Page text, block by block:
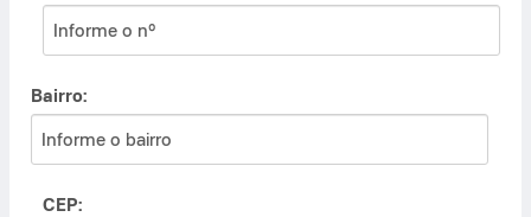
Bairro:
CEP: